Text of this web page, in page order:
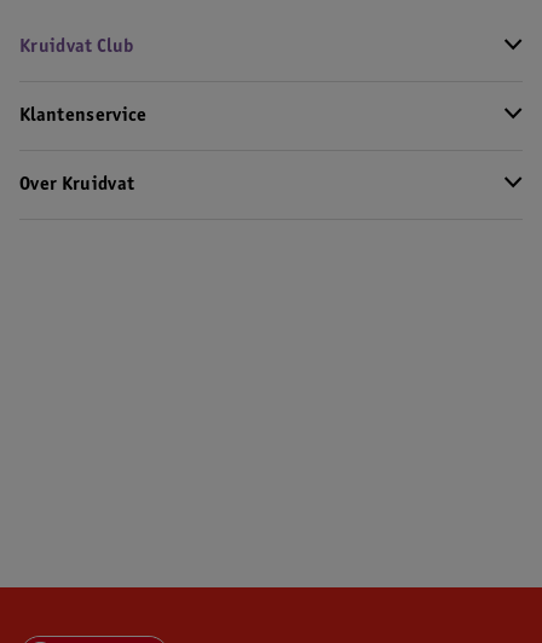
Kruidvat Club
Klantenservice
Over Kruidvat